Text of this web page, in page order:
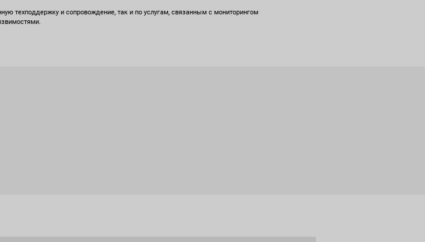
техподдержку и сопровождение, так и по услугам, связанным с мониторингом